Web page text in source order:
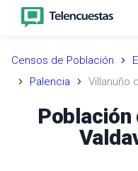
Censos de Población
Palencia
Villanuño
Población